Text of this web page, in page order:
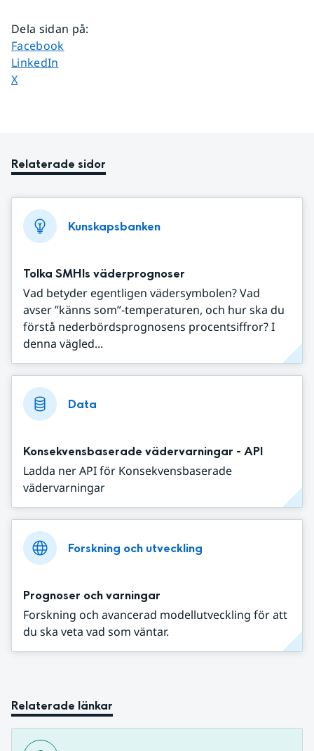
Dela sidan på:
Dela sidan på
Facebook
Dela sidan på
LinkedIn
Dela sidan på
X
Relaterade sidor
Kunskapsbanken
Tolka SMHIs väderprognoser
Vad betyder egentligen vädersymbolen? Vad
avser ”känns som”-temperaturen, och hur ska du
förstå nederbördsprognosens procentsiffror? I
denna vägled...
Data
Konsekvensbaserade vädervarningar - API
Ladda ner API för Konsekvensbaserade
vädervarningar
Forskning och utveckling
Prognoser och varningar
Forskning och avancerad modellutveckling för att
du ska veta vad som väntar.
Relaterade länkar